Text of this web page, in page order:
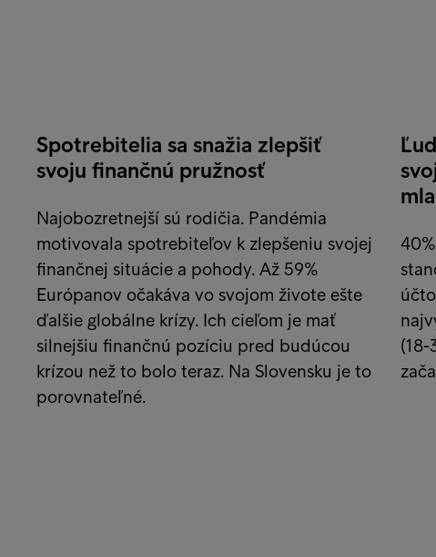
Spotrebitelia sa snažia zlepšiť
svoju finančnú pružnosť
Najobozretnejší sú rodičia. Pandémia
motivovala spotrebiteľov k zlepšeniu svojej
finančnej situácie a pohody. Až 59%
Európanov očakáva vo svojom živote ešte
ďalšie globálne krízy. Ich cieľom je mať
silnejšiu finančnú pozíciu pred budúcou
krízou než to bolo teraz. Na Slovensku je to
porovnateľné.